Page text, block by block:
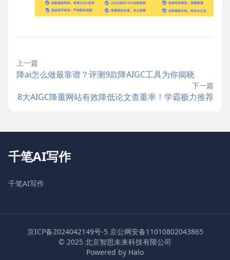
上一篇
降ai怎么做最靠谱？评测9款降AIGC工具为你揭晓
下一篇
8大AIGC降重网站有效降低论文查重率！学霸极力推荐
千笔AI写作
千笔AI写作
京ICP备2024042149号-5 京公网安备11010802043865
© 2025 北京智思未来科技有限公司
Powered by Halo